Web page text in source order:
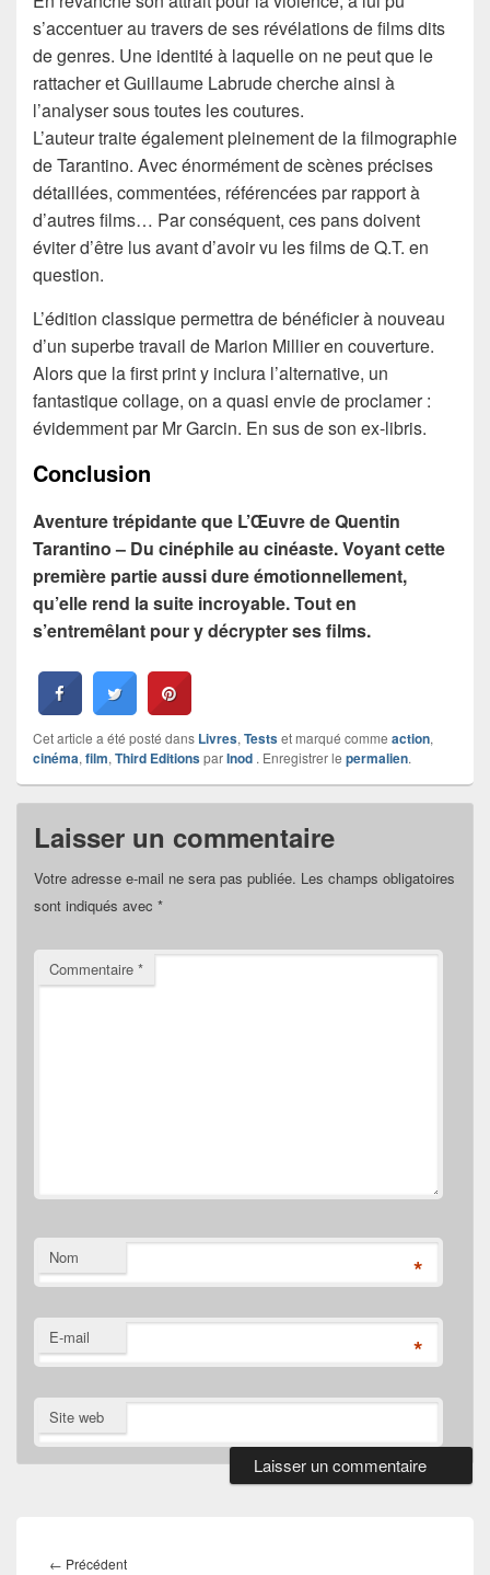
s’accentuer au travers de ses révélations de films dits
de genres. Une identité à laquelle on ne peut que le
rattacher et Guillaume Labrude cherche ainsi à
l’analyser sous toutes les coutures.
L’auteur traite également pleinement de la filmographie
de Tarantino. Avec énormément de scènes précises
détaillées, commentées, référencées par rapport à
d’autres films… Par conséquent, ces pans doivent
éviter d’être lus avant d’avoir vu les films de Q.T. en
question.
L’édition classique permettra de bénéficier à nouveau
d’un superbe travail de Marion Millier en couverture.
Alors que la first print y inclura l’alternative, un
fantastique collage, on a quasi envie de proclamer :
évidemment par Mr Garcin. En sus de son ex-libris.
Conclusion
Aventure trépidante que L’Œuvre de Quentin
Tarantino – Du cinéphile au cinéaste. Voyant cette
première partie aussi dure émotionnellement,
qu’elle rend la suite incroyable. Tout en
s’entremêlant pour y décrypter ses films.
Cet article a été posté dans Livres, Testset marqué comme action,
cinéma, film, Third EditionsparInod . Enregistrer le permalien.
Laisser un commentaire
Votre adresse e-mail ne sera pas publiée. Les champs obligatoires
sont indiqués avec *
Commentaire *
Nom *
E-mail *
Site web
de
← PrécédentArticle